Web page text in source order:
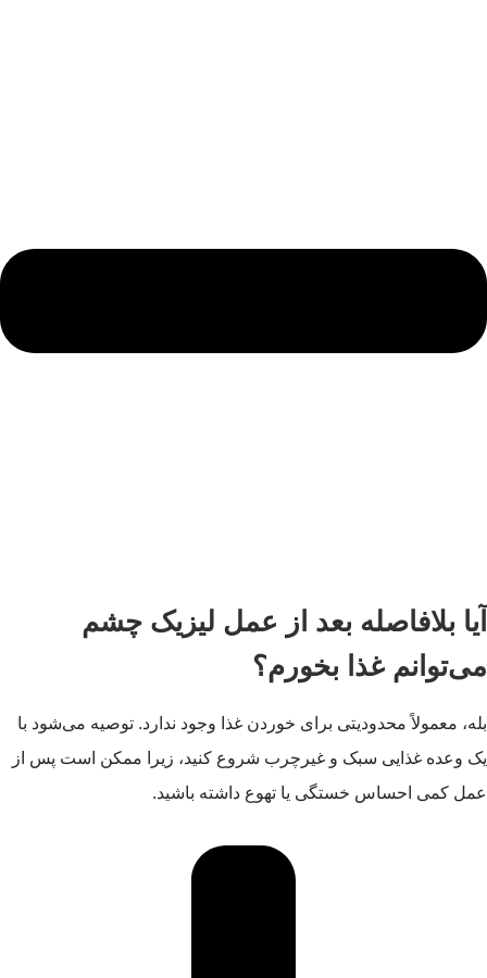
آیا بلافاصله بعد از عمل لیزیک چشم
می‌توانم غذا بخورم؟
بله، معمولاً محدودیتی برای خوردن غذا وجود ندارد. توصیه می‌شود با
یک وعده غذایی سبک و غیرچرب شروع کنید، زیرا ممکن است پس از
عمل کمی احساس خستگی یا تهوع داشته باشید.